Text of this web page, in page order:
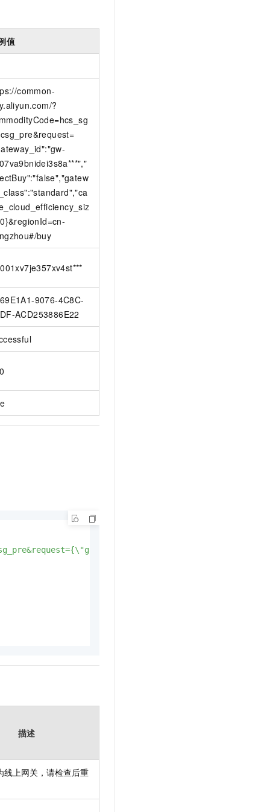
值
common-
?
buy
9076-4C8C-
ACD253886E22
描述
线上网关，请检查后重